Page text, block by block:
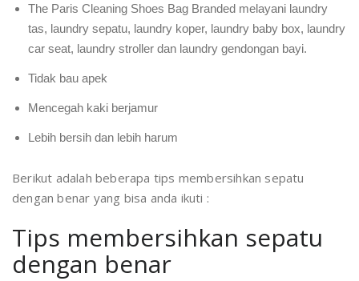
The Paris Cleaning Shoes Bag Branded melayani laundry
tas, laundry sepatu, laundry koper, laundry baby box, laundry
car seat, laundry stroller dan laundry gendongan bayi.
Tidak bau apek
Mencegah kaki berjamur
Lebih bersih dan lebih harum
Berikut adalah beberapa tips membersihkan sepatu
dengan benar yang bisa anda ikuti :
Tips membersihkan sepatu
dengan benar